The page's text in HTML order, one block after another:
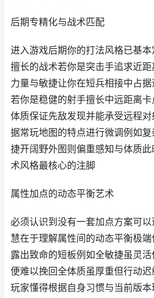
后期专精化与战术匹配
进入游戏后期你的打法风格已基
擅长的战术若你是突击手追求近
力量与敏捷让你在短兵相接中占
若你是稳健的射手擅长中远距离
体质保证先敌发现并能承受远程
据常玩地图的特点进行微调例如
捷开阔野外图则偏重感知与体质
术风格最核心的注脚
属性加点的动态平衡艺术
必须认识到没有一套加点方案可
慧在于理解属性间的动态平衡极
露出致命的短板例如全敏捷虽灵
便难以挽回全体质虽厚重但行动
玩家懂得根据自身习惯与当前版